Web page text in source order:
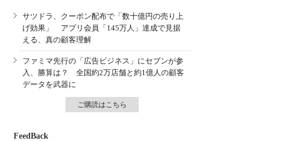
サツドラ、クーポン配布で「数十億円の売り上
げ効果」 アプリ会員「145万人」達成で見据
える、真の顧客理解
ファミマ先行の「広告ビジネス」にセブンが参
入、勝算は？ 全国約2万店舗と約1億人の顧客
データを武器に
ご購読はこちら
FeedBack